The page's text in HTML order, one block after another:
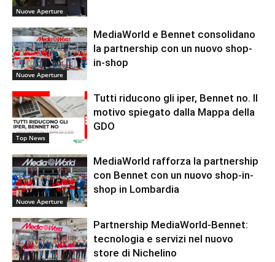
Nuove Aperture
Nuove Aperture
MediaWorld e Bennet consolidano
la partnership con un nuovo shop-
in-shop
Top News
Tutti riducono gli iper, Bennet no. Il
motivo spiegato dalla Mappa della
GDO
Nuove Aperture
MediaWorld rafforza la partnership
con Bennet con un nuovo shop-in-
shop in Lombardia
Partnership MediaWorld-Bennet:
tecnologia e servizi nel nuovo
store di Nichelino